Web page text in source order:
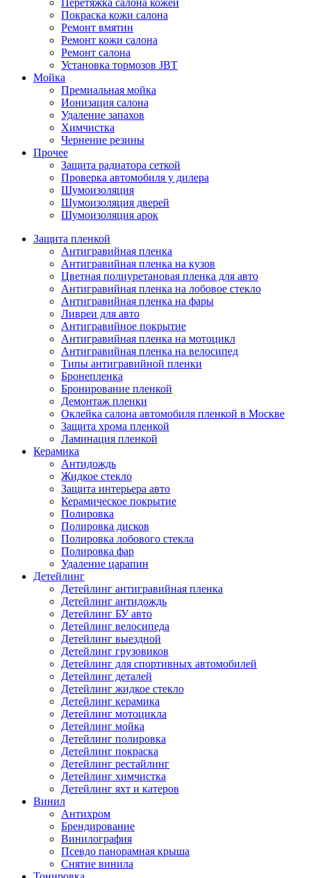
Перетяжка салона кожей
Покраска кожи салона
Ремонт вмятин
Ремонт кожи салона
Ремонт салона
Установка тормозов JBT
Мойка
Премиальная мойка
Ионизация салона
Удаление запахов
Химчистка
Чернение резины
Прочее
Защита радиатора сеткой
Проверка автомобиля у дилера
Шумоизоляция
Шумоизоляция дверей
Шумоизоляция арок
Защита пленкой
Антигравийная пленка
Антигравийная пленка на кузов
Цветная полиуретановая пленка для авто
Антигравийная пленка на лобовое стекло
Антигравийная пленка на фары
Ливреи для авто
Антигравийное покрытие
Антигравийная пленка на мотоцикл
Антигравийная пленка на велосипед
Типы антигравийной пленки
Бронепленка
Бронирование пленкой
Демонтаж пленки
Оклейка салона автомобиля пленкой в Москве
Защита хрома пленкой
Ламинация пленкой
Керамика
Антидождь
Жидкое стекло
Защита интерьера авто
Керамическое покрытие
Полировка
Полировка дисков
Полировка лобового стекла
Полировка фар
Удаление царапин
Детейлинг
Детейлинг антигравийная пленка
Детейлинг антидождь
Детейлинг БУ авто
Детейлинг велосипеда
Детейлинг выездной
Детейлинг грузовиков
Детейлинг для спортивных автомобилей
Детейлинг деталей
Детейлинг жидкое стекло
Детейлинг керамика
Детейлинг мотоцикла
Детейлинг мойка
Детейлинг полировка
Детейлинг покраска
Детейлинг рестайлинг
Детейлинг химчистка
Детейлинг яхт и катеров
Винил
Антихром
Брендирование
Винилография
Псевдо панорамная крыша
Снятие винила